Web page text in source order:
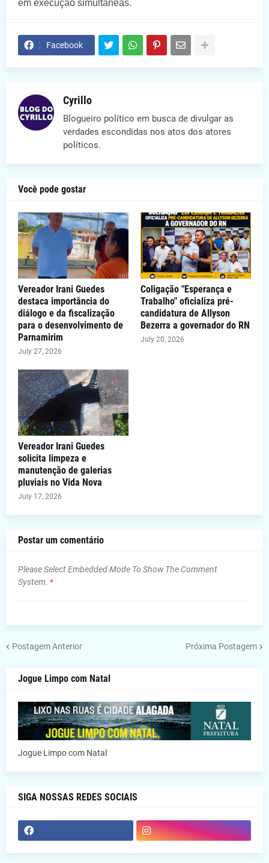
em execução simultâneas.
Facebook
Cyrillo
Blogueiro político em busca de divulgar as
verdades escondidas nos atos dos atores
políticos.
Você pode gostar
Vereador Irani Guedes
destaca importância do
diálogo e da fiscalização
para o desenvolvimento de
Parnamirim
July 27, 2026
Coligação "Esperança e
Trabalho" oficializa pré-
candidatura de Allyson
Bezerra a governador do RN
July 20, 2026
Vereador Irani Guedes
solicita limpeza e
manutenção de galerias
pluviais no Vida Nova
July 17, 2026
Postar um comentário
Please Select Embedded Mode To Show The Comment
System. *
Postagem Anterior Próxima Postagem
Jogue Limpo com Natal
Jogue Limpo com Natal
SIGA NOSSAS REDES SOCIAIS